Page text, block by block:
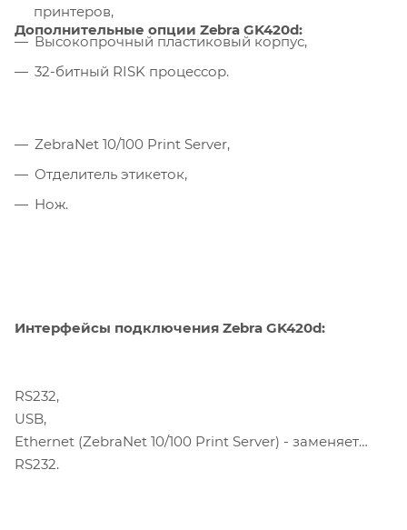
принтеров,
Высокопрочный пластиковый корпус,
32-битный RISK процессор.
Дополнительные опции Zebra GK420d:
ZebraNet 10/100 Print Server,
Отделитель этикеток,
Нож.
Интерфейсы подключения Zebra GK420d:
RS232,
USB,
Ethernet (ZebraNet 10/100 Print Server) - заменяет
RS232.